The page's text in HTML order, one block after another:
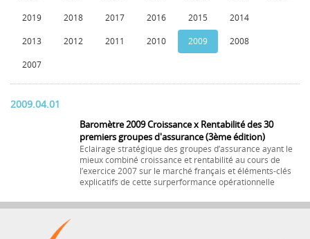
2019 2018 2017 2016 2015 2014
2013 2012 2011 2010 2009 2008
2007
2009.04.01
Baromètre 2009 Croissance x Rentabilité des 30
premiers groupes d'assurance (3ème édition)
Eclairage stratégique des groupes d’assurance ayant le
mieux combiné croissance et rentabilité au cours de
l’exercice 2007 sur le marché français et éléments-clés
explicatifs de cette surperformance opérationnelle